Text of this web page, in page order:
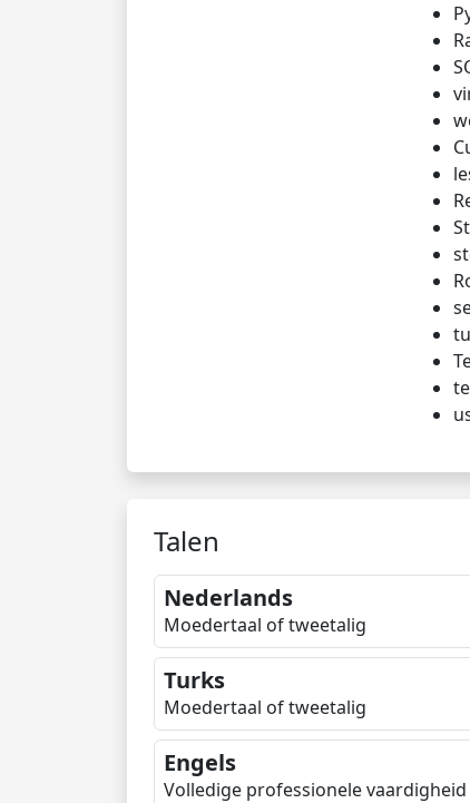
Talen
Nederlands
Moedertaal of tweetalig
Turks
Moedertaal of tweetalig
Engels
Volledige professionele vaardigheid